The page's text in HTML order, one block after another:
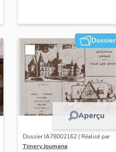
Dossier
Aperçu
Dossier IA78002162 | Réalisé par
Timery Joumana